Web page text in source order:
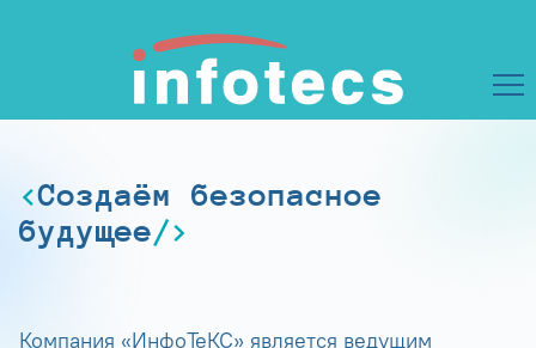
Создаём безопасное
будущее
Компания «ИнфоТеКС» является ведущим